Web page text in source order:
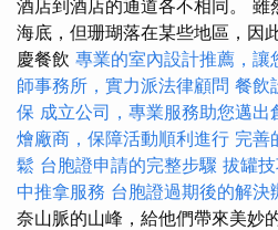
酒店到酒店的通道各不相同。 雖
海底，但珊瑚落在某些地區，因
慶餐飲 專業的室內設計推薦，讓
師事務所，實力派法律顧問 餐飲
保 成立公司，專業服務助您邁出
燴廠商，保障活動順利進行 完善
鬆 台胞證申請的完整步驟 拔罐
中推拿服務 台胞證過期後的解決
奈山脈的山峰，給他們帶來美妙